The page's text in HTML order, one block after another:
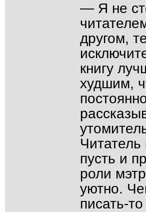
— Я не
другом,
книгу
худшим,
пусть и
роли
уютно.
писать-